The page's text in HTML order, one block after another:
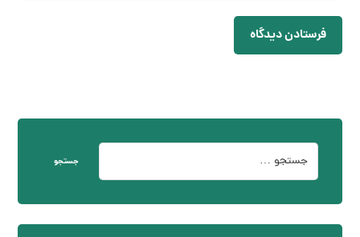
فرستادن دیدگاه
جستجو